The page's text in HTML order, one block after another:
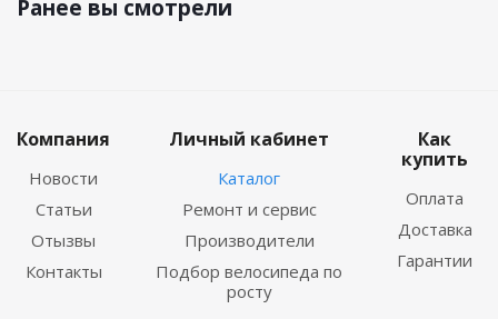
Ранее вы смотрели
Компания
Новости
Статьи
Отызвы
Контакты
Личный кабинет
Каталог
Ремонт и сервис
Производители
Подбор велосипеда по
росту
Как
купить
Оплата
Доставка
Гарантии